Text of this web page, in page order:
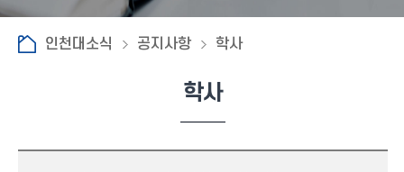
인천대소식 공지사항 학사
학사